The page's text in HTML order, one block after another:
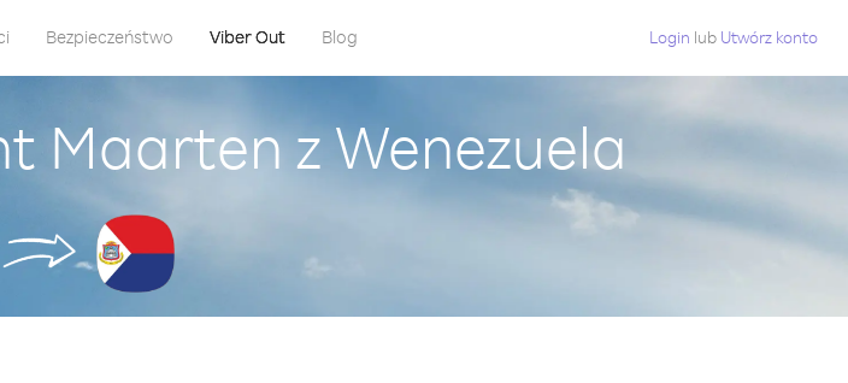
Bezpieczeństwo Viber Out Blog Login lub Utwórz konto
Maarten z Wenezuela